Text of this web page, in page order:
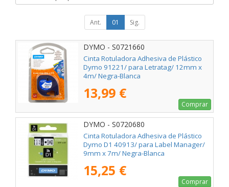
Ant. 01 Sig.
DYMO - S0721660
Cinta Rotuladora Adhesiva de Plástico
Dymo 91221/ para Letratag/ 12mm x
4m/ Negra-Blanca
13,99 €
Comprar
DYMO - S0720680
Cinta Rotuladora Adhesiva de Plástico
Dymo D1 40913/ para Label Manager/
9mm x 7m/ Negra-Blanca
15,25 €
Comprar